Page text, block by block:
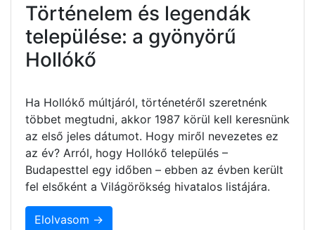
Történelem és legendák
települése: a gyönyörű
Hollókő
Ha Hollókő múltjáról, történetéről szeretnénk
többet megtudni, akkor 1987 körül kell keresnünk
az első jeles dátumot. Hogy miről nevezetes ez
az év? Arról, hogy Hollókő település –
Budapesttel egy időben – ebben az évben került
fel elsőként a Világörökség hivatalos listájára.
Elolvasom →